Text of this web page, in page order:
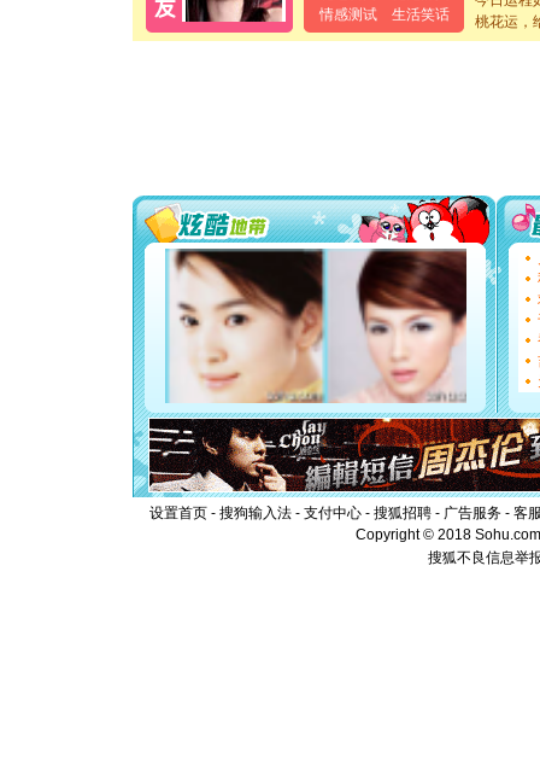
情感测试
生活笑话
泣，这痛
卖了。水
[春节]风
要平安！
[圣诞节]
能正大
都要快乐
[圣诞节]
如意,快
[元旦]
看
断电。
你是我
[元旦] 如
起；二是
离。水晶
[元旦]当
泣，这痛
卖了。水
[春节] 风
颜！冬去
道一声平
桃花运，
设置首页 - 搜狗输入法 - 支付中心 - 搜狐招聘 - 广告服务 - 客
Copyright © 2018
搜狐不良信息举